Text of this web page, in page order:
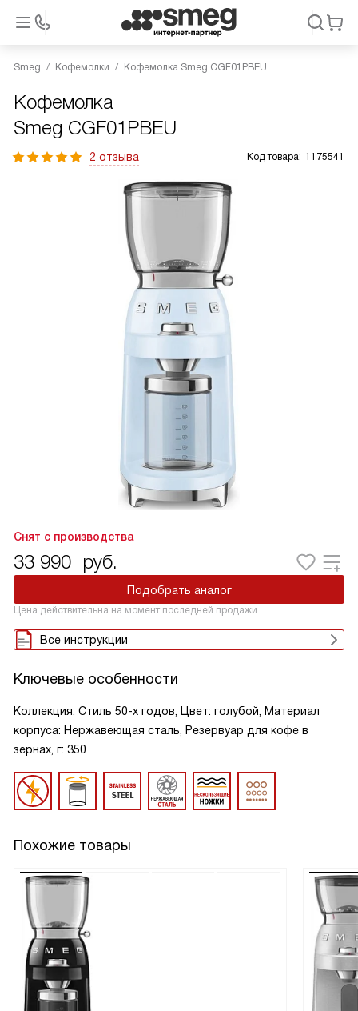
Smeg Кофемолки Кофемолка Smeg CGF01PBEU
Кофемолка
Smeg CGF01PBEU
2 отзыва Код товара: 1175541
Снят с производства
33 990 руб.
Подобрать аналог
Цена действительна на момент последней продажи
Все инструкции
Ключевые особенности
Коллекция: Стиль 50-х годов, Цвет: голубой, Материал
корпуса: Нержавеющая сталь, Резервуар для кофе в
зернах, г: 350
Похожие товары